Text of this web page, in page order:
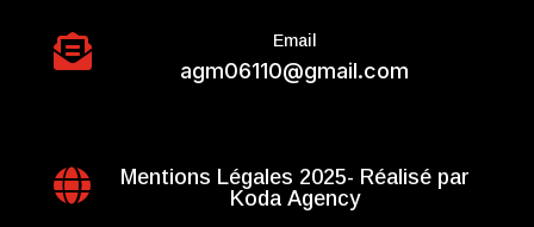
 Email
agm06110@gmail.com

Mentions Légales 2025- Réalisé par
Koda Agency